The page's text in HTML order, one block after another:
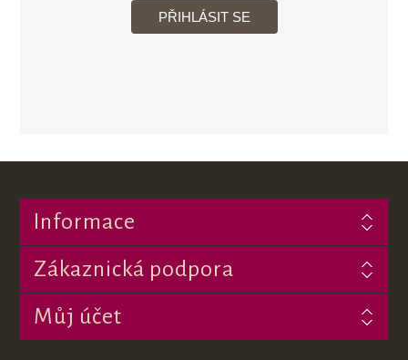
Informace
Zákaznická podpora
Můj účet